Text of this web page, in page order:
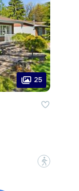
25
?